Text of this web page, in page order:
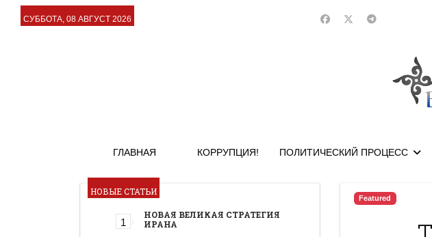
СУББОТА, 08 АВГУСТ 2026
ГЛАВНАЯ КОРРУПЦИЯ! ПОЛИТИЧЕСКИЙ ПРОЦЕСС
НОВЫЕ СТАТЬИ
НОВАЯ ВЕЛИКАЯ СТРАТЕГИЯ
ИРАНА
Featured